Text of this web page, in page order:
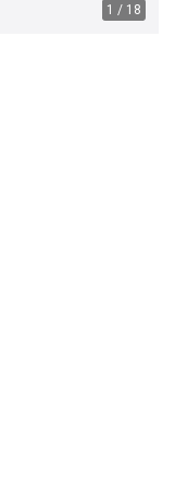
1 / 18